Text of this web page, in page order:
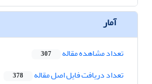
آمار
تعداد مشاهده مقاله 307
تعداد دریافت فایل اصل مقاله 378